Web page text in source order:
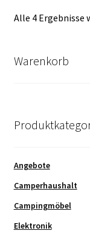
Alle 4 Ergebnisse
Warenkorb
Angebote
Camperhaushalt
Campingmöbel
Elektronik